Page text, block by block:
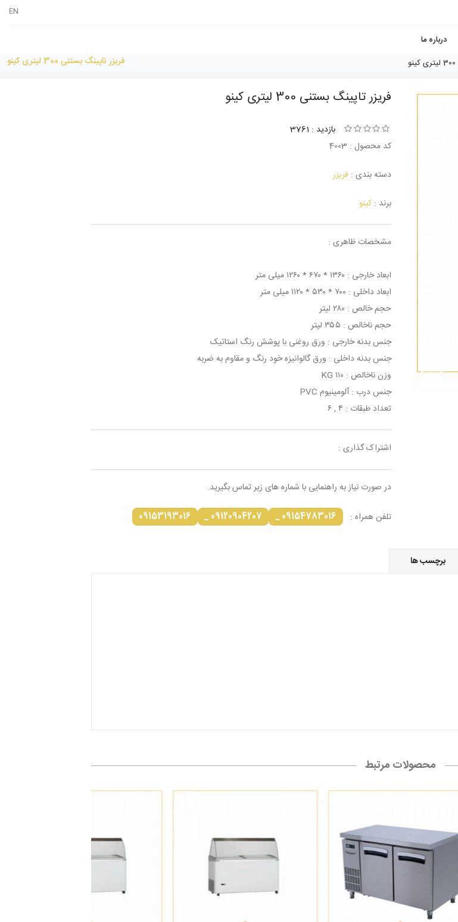
EN
درباره ما
فریزر تاپینگ بستنی 300 لیتری کینو
فریزر تاپینگ بستنی 300 لیتری کینو
بازدید : 3761
کد محصول : 4003
دسته بندی : فریزر
برند : کینو
مشخصات ظاهری :
ابعاد خارجی : ۱۳۶۰ * ۶۷۰ * ۱۲۶۰ میلی متر
ابعاد داخلی : ۷۰۰ * ۵۳۰ * ۱۱۲۰ میلی متر
حجم خالص : ۲۸۰ لیتر
حجم ناخالص : ۳۵۵ لیتر
جنس بدنه خارجی : ورق روغنی با پوشش رنگ استاتیک
جنس بدنه داخلی : ورق گالوانیزه خود رنگ و مقاوم به ضربه
وزن ناخالص : ۱۱۰ KG
جنس درب : آلومینیوم PVC
تعداد طبقات : ۴ , ۶
اشتراک گذاری :
در صورت نیاز به راهنمایی با شماره های زیر تماس بگیرید.
تلفن همراه : 09154783016 _
09120904207 _
09153193016
برچسب ها
محصولات مرتبط